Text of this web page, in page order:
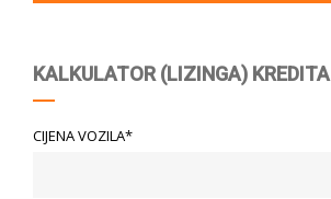
KALKULATOR (LIZINGA) KREDITA
CIJENA VOZILA*